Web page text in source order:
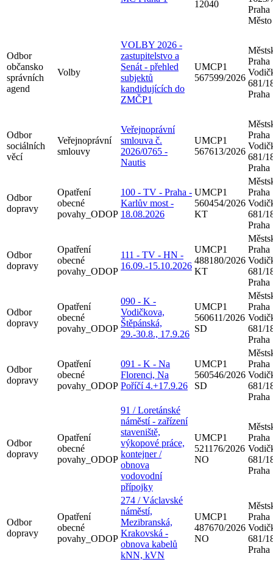
12040
Město
Odbor
občansko
správních
agend
Volby
VOLBY 2026 -
zastupitelstvo a
Senát - přehled
subjektů
kandidujících do
ZMČP1
UMCP1
567599/2026
Praha
681/
Praha
Odbor
sociálních
věcí
Veřejnoprávní
smlouvy
Veřejnoprávní
smlouva č.
2026/0765 -
Nautis
UMCP1
567613/2026
Praha
681/
Praha
Odbor
dopravy
Opatření
obecné
povahy_ODOP
100 - TV - Praha -
Karlův most -
18.08.2026
UMCP1
560454/2026
KT
Praha
681/
Praha
Odbor
dopravy
Opatření
obecné
povahy_ODOP
111 - TV - HN -
16.09.-15.10.2026
UMCP1
488180/2026
KT
Praha
681/
Praha
Odbor
dopravy
Opatření
obecné
povahy_ODOP
090 - K -
Vodičkova,
Štěpánská,
29.-30.8., 17.9.26
UMCP1
560611/2026
SD
Praha
681/
Praha
Odbor
dopravy
Opatření
obecné
povahy_ODOP
091 - K - Na
Florenci, Na
Poříčí 4.+17.9.26
UMCP1
560546/2026
SD
Praha
681/
Praha
Odbor
dopravy
Opatření
obecné
povahy_ODOP
91 / Loretánské
náměstí - zařízení
staveniště,
výkopové práce,
kontejner /
obnova
vodovodní
přípojky
UMCP1
521176/2026
NO
Praha
681/
Praha
Odbor
dopravy
Opatření
obecné
povahy_ODOP
274 / Václavské
náměstí,
Mezibranská,
Krakovská -
obnova kabelů
kNN, kVN
UMCP1
487670/2026
NO
Praha
681/
Praha